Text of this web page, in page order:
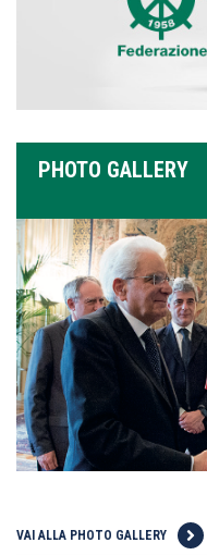
PHOTO GALLERY
VAI ALLA PHOTO GALLERY